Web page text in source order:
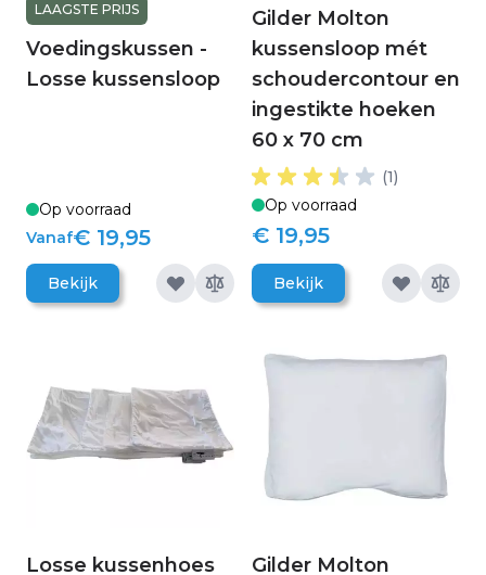
LAAGSTE PRIJS
Voedingskussen -
Losse kussensloop
Op voorraad
Vanaf€ 19,95
Bekijk
Gilder Molton
kussensloop mét
schoudercontour en
ingestikte hoeken
60 x 70 cm
(1)
Op voorraad
€ 19,95
Bekijk
Losse kussenhoes Gilder Molton